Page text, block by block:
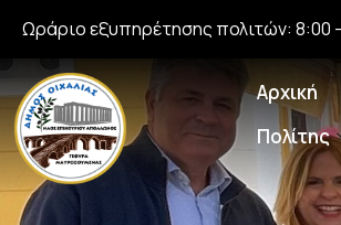
Ωράριο εξυπηρέτησης πολιτών: 8:00
Αρχική
Πολίτης